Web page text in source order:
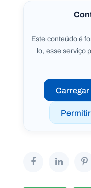
Este conteúdo é
lo, esse serviço
Carregar
p
t
A
g
n
c
w